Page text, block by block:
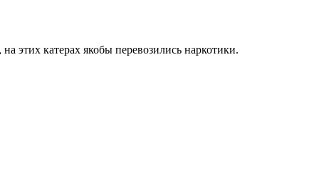
этих катерах якобы перевозились наркотики.